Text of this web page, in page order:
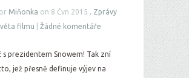
Miňonka on 8 Čvn 2015 , Zprávy
filmu
Žádné komentáře
s prezidentem Snowem! Tak zní
jež přesně definuje výjev na